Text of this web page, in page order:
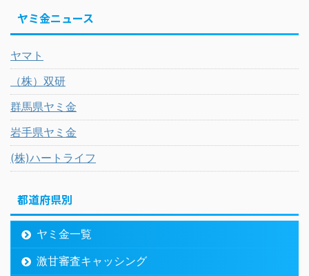
ヤミ金ニュース
ヤマト
（株）双研
群馬県ヤミ金
岩手県ヤミ金
(株)ハートライフ
都道府県別
ヤミ金一覧
激甘審査キャッシング